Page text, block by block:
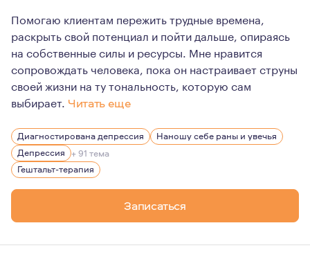
Помогаю клиентам пережить трудные времена,
раскрыть свой потенциал и пойти дальше, опираясь
на собственные силы и ресурсы. Мне нравится
сопровождать человека, пока он настраивает струны
своей жизни на ту тональность, которую сам
выбирает. Читать еще
Я работаю вдумчиво и медленно — и вообще не верю в
Как высокочувствительный человек в контакте с
Близкие отношения — это большая опора, и в своей
К 35 годам замечаю, что всё больше превращаюсь в
Диагностирована депрессия
Наношу себе раны и увечья
Депрессия + 91 тема
Гештальт-терапия
Записаться